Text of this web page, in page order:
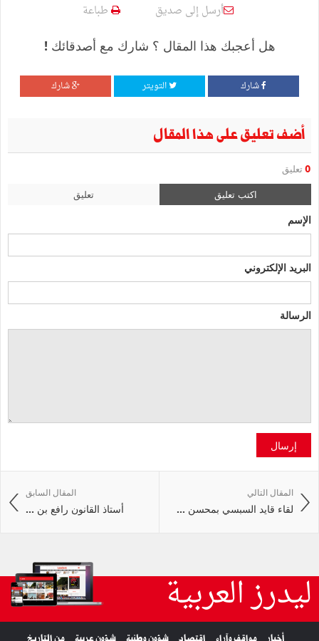
أرسل إلى صديق طباعة
هل أعجبك هذا المقال ؟ شارك مع أصدقائك !
شارك التويتر شارك
أضف تعليق على هذا المقال
0 تعليق
اكتب تعليق تعليق
الإسم
البريد الإلكتروني
الرسالة
إرسال
المقال السابق
أستاذ القانون رافع بن ...
المقال التالي
لقاء قايد السبسي بمحسن ...
ليدرز العربية
أخبار مواقف وآراء اقتصاد شؤون وطنية شؤون عربية من التاريخ